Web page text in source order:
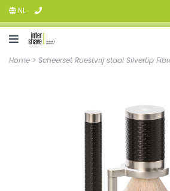
NL
Home > Scheerset Roestvrij staal Silvertip